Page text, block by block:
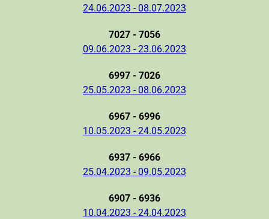
24.06.2023 - 08.07.2023
7027 - 7056
09.06.2023 - 23.06.2023
6997 - 7026
25.05.2023 - 08.06.2023
6967 - 6996
10.05.2023 - 24.05.2023
6937 - 6966
25.04.2023 - 09.05.2023
6907 - 6936
10.04.2023 - 24.04.2023